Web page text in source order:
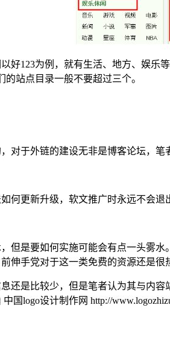
好123为例，就有生活、地方、娱
站点目录一般不要超过三个。
对于外链的建设无非是博客论坛，笔
何更新升级，软文推广时永远不会
但是要如何实施可能会有点一头雾
伸手党对于这一类免费的资源还是
还是比较少，但是笔者认为其与内
国logo设计制作网 http://